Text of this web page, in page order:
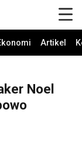
Artikel
Noel